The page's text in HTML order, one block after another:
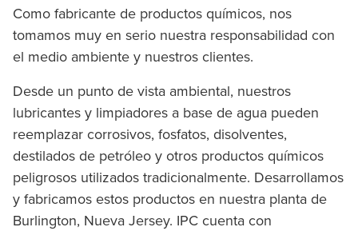
Como fabricante de productos químicos, nos
tomamos muy en serio nuestra responsabilidad con
el medio ambiente y nuestros clientes.
Desde un punto de vista ambiental, nuestros
lubricantes y limpiadores a base de agua pueden
reemplazar corrosivos, fosfatos, disolventes,
destilados de petróleo y otros productos químicos
peligrosos utilizados tradicionalmente. Desarrollamos
y fabricamos estos productos en nuestra planta de
Burlington, Nueva Jersey. IPC cuenta con